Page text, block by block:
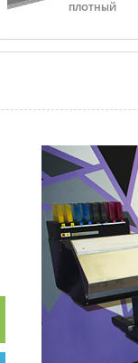
ПЛОТНЫЙ